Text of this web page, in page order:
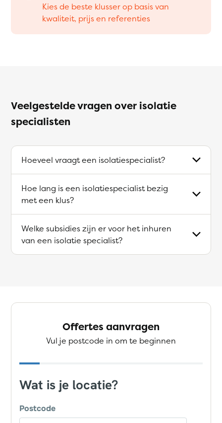
Kies de beste klusser op basis van
kwaliteit, prijs en referenties
Veelgestelde vragen over isolatie
specialisten
Hoeveel vraagt een isolatiespecialist?
Hoe lang is een isolatiespecialist bezig
met een klus?
Welke subsidies zijn er voor het inhuren
van een isolatie specialist?
Offertes aanvragen
Vul je postcode in om te beginnen